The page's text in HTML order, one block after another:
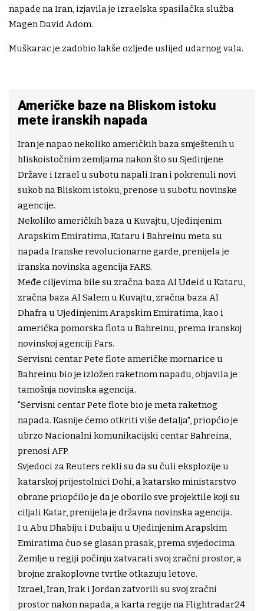
napade na Iran, izjavila je izraelska spasilačka služba
Magen David Adom.
Muškarac je zadobio lakše ozljede uslijed udarnog vala.
Američke baze na Bliskom istoku
mete iranskih napada
Iran je napao nekoliko američkih baza smještenih u
bliskoistočnim zemljama nakon što su Sjedinjene
Države i Izrael u subotu napali Iran i pokrenuli novi
sukob na Bliskom istoku, prenose u subotu novinske
agencije.
Nekoliko američkih baza u Kuvajtu, Ujedinjenim
Arapskim Emiratima, Kataru i Bahreinu meta su
napada Iranske revolucionarne garde, prenijela je
iranska novinska agencija FARS.
Međe ciljevima bile su zračna baza Al Udeid u Kataru,
zračna baza Al Salem u Kuvajtu, zračna baza Al
Dhafra u Ujedinjenim Arapskim Emiratima, kao i
američka pomorska flota u Bahreinu, prema iranskoj
novinskoj agenciji Fars.
Servisni centar Pete flote američke mornarice u
Bahreinu bio je izložen raketnom napadu, objavila je
tamošnja novinska agencija.
"Servisni centar Pete flote bio je meta raketnog
napada. Kasnije ćemo otkriti više detalja", priopćio je
ubrzo Nacionalni komunikacijski centar Bahreina,
prenosi AFP.
Svjedoci za Reuters rekli su da su čuli eksplozije u
katarskoj prijestolnici Dohi, a katarsko ministarstvo
obrane priopćilo je da je oborilo sve projektile koji su
ciljali Katar, prenijela je državna novinska agencija.
I u Abu Dhabiju i Dubaiju u Ujedinjenim Arapskim
Emiratima čuo se glasan prasak, prema svjedocima.
Zemlje u regiji počinju zatvarati svoj zračni prostor, a
brojne zrakoplovne tvrtke otkazuju letove.
Izrael, Iran, Irak i Jordan zatvorili su svoj zračni
prostor nakon napada, a karta regije na Flightradar24